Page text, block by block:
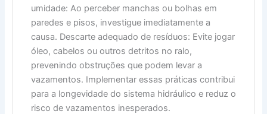
umidade: Ao perceber manchas ou bolhas em
paredes e pisos, investigue imediatamente a
causa. Descarte adequado de resíduos: Evite jogar
óleo, cabelos ou outros detritos no ralo,
prevenindo obstruções que podem levar a
vazamentos. Implementar essas práticas contribui
para a longevidade do sistema hidráulico e reduz o
risco de vazamentos inesperados.